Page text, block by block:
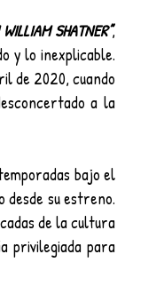
SHATNER”,
y lo inexplicable.
de 2020, cuando
a la
bajo el
su estreno.
de la cultura
privilegiada para